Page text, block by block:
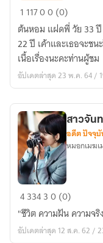
วุ่น
นัก
รัก
ต่าง
วัย
1 11700 (0)
ต้นหอม แฝดพี่ วัย 33
22 ปี เค้าและเธอจะช
เนื้อเรื่องนะคะท่านผู้ชม
อัปเดตล่าสุด 23 พ.ค. 64 /
สาว
จันทร์
กับ
สวน
สาวจัน
อดีต ปัจจุ
หมอกเมฆ
433430 (0)
"ชีวิต ความฝัน ความจ
อัปเดตล่าสุด 12 ส.ค. 62 /